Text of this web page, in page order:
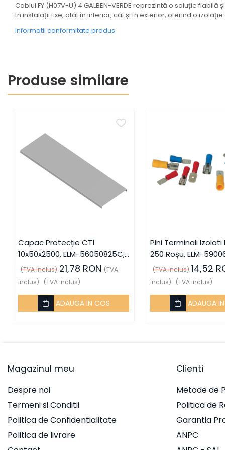
Coftere metalice și
accesorii
Doze
Altele
Iluminat de Siguranță
Senzori
Paratrasnet și Protecție la Trăsnet
Catarge
Montaj Lateral Catarg
Montaj pe acoperis
Piese de adaptare
Prize, întrerupătoare, detectoare
de mișcare și accesorii
Altele
Butoane
Obturatoare
Prelungitoare, Stechere,
Accesorii
Prize
Prize de difuzor
Cablul FY (H07V-U) 4 GALBEN-VERDE reprezintă o soluție
în instalații fixe, atât în interior, cât și în exterior, oferind o
Informatii conformitate produs
Produse similare
Capac Protecție CT1
10x50x2500, ELM-56050825C,
Elmark
(TVA inclus) 21,78 RON (TVA
inclus)
(TVA inclus)
ADAUGA IN COS
Pini Terminali Izolati
250 Roșu, ELM-
(TVA inclus) 14,52
inclus)
(TVA inclus)
ADAUGA
Magazinul meu
Despre noi
Termeni si Conditii
Politica de Confidentialitate
Politica de livrare
Clienti
Metode de
Politica de
Garantia
ANPC